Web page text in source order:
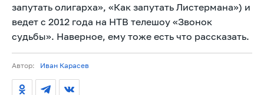
запутать олигарха», «Как запутать Листермана») и
ведет с 2012 года на НТВ телешоу «Звонок
судьбы». Наверное, ему тоже есть что рассказать.
Автор: Иван Карасев